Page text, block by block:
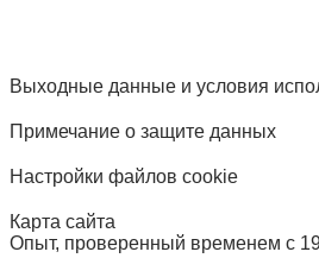
Выходные данные и условия
Примечание о защите данных
Настройки файлов cookie
Карта сайта
Опыт, проверенный временем с